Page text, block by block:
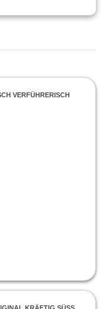
VERFÜHRERISCH